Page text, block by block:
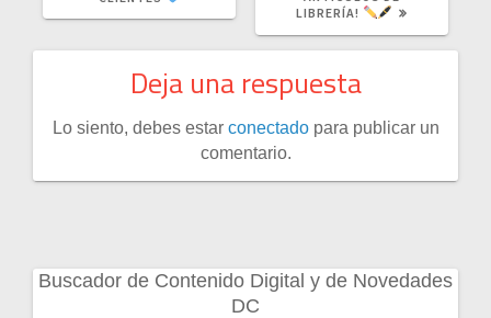
LIBRERÍA!
Deja una respuesta
Lo siento, debes estar conectadopara publicar un
comentario.
Buscador de Contenido Digital y de Novedades
DC